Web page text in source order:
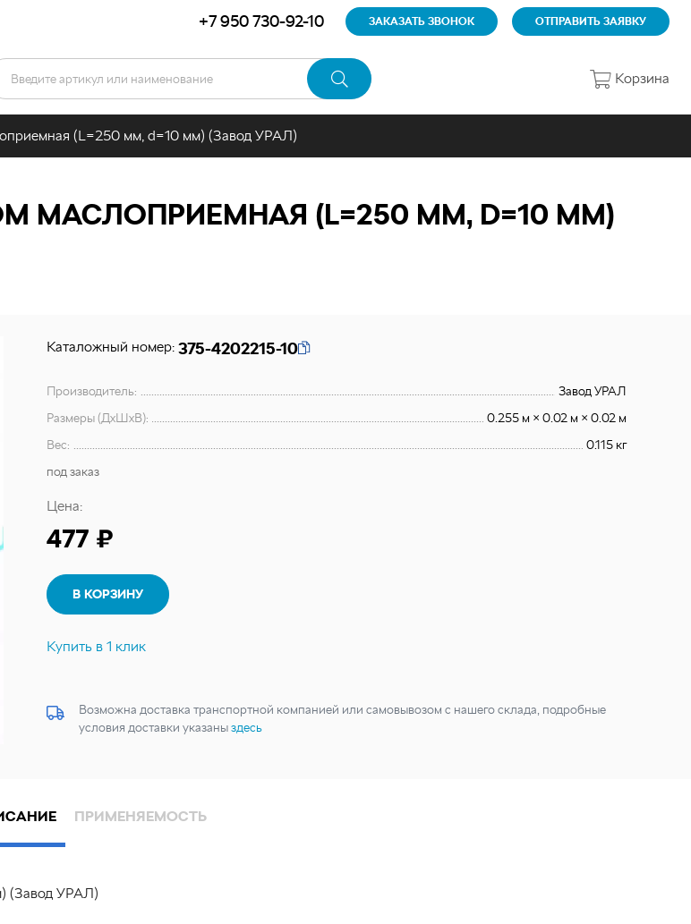
+7 950 730-92-10 ЗАКАЗАТЬ ЗВОНОК ОТПРАВИТЬ ЗАЯВКУ
Корзина
(L=250 мм, d=10 мм) (Завод УРАЛ)
МАСЛОПРИЕМНАЯ (L=250 ММ, D=10 ММ)
Каталожный номер: 375-4202215-10
Производитель:
Завод УРАЛ
Размеры (ДхШхВ):
0.255 м × 0.02 м × 0.02 м
Вес:
0.115 кг
под заказ
Цена:
477 ₽
В КОРЗИНУ
Купить в 1 клик
Возможна доставка транспортной компанией или самовывозом с нашего склада, подробные
условия доставки указаныздесь
ПРИМЕНЯЕМОСТЬ
(Завод УРАЛ)